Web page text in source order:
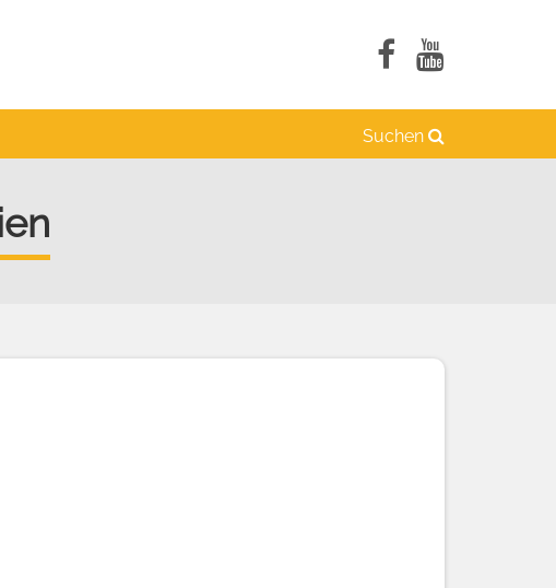
Suchen